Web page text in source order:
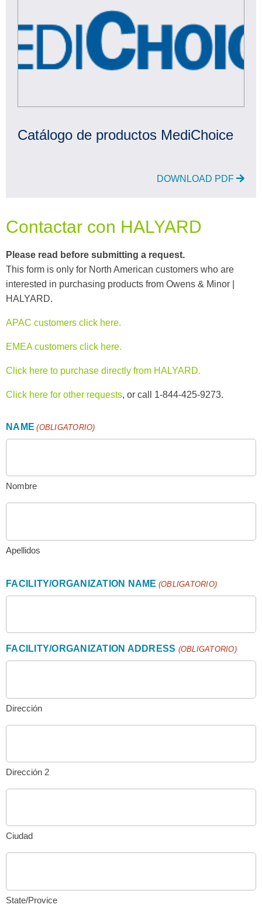
Catálogo de productos MediChoice
DOWNLOAD PDF
Contactar con HALYARD
Please read before submitting a request.
This form is only for North American customers who are
interested in purchasing products from Owens & Minor |
HALYARD.
APAC customers click here.
EMEA customers click here.
Click here to purchase directly from HALYARD.
Click here for other requests, or call 1-844-425-9273.
NAME (OBLIGATORIO)
Nombre
Apellidos
FACILITY/ORGANIZATION NAME (OBLIGATORIO)
FACILITY/ORGANIZATION ADDRESS (OBLIGATORIO)
Dirección
Dirección 2
Ciudad
State/Provice